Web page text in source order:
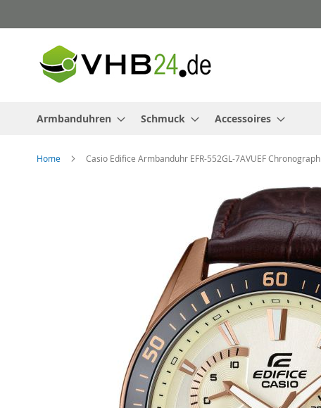
zum
Armbanduhren Schmuck Accessoires
Home Casio Edifice Armbanduhr EFR-552GL-7AVUEF Chronograph